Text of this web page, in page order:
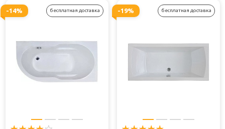
-14% бесплатная доставка -19% бесплатная доставка